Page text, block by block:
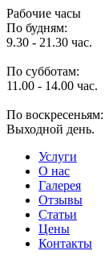
Рабочие часы
По будням:
9.30 - 21.30 час.
По субботам:
11.00 - 14.00 час.
По воскресеньям:
Выходной день.
Услуги
O нас
Галерея
Отзывы
Статьи
Цены
Контакты